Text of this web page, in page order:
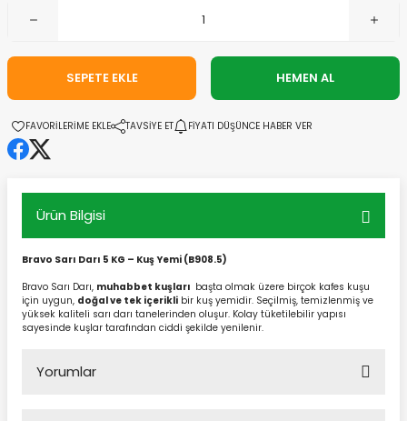
SEPETE EKLE HEMEN AL
TAVSİYE ET FİYATI DÜŞÜNCE HABER VER
Ürün Bilgisi
Bravo Sarı Darı 5 KG – Kuş Yemi (B908.5)
Bravo Sarı Darı, muhabbet kuşları başta olmak üzere birçok kafes kuşu
için uygun, doğal ve tek içerikli bir kuş yemidir. Seçilmiş, temizlenmiş ve
yüksek kaliteli sarı darı tanelerinden oluşur. Kolay tüketilebilir yapısı
sayesinde kuşlar tarafından ciddi şekilde yenilenir.
Yorumlar